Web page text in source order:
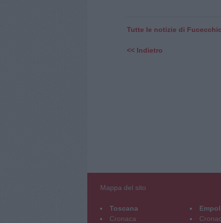
Tutte le notizie di
<< Indietro
Mappa del sito
Toscana
Cronaca